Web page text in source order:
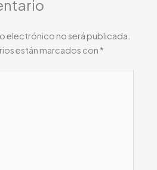
electrónico no será publicada.
están marcados con *